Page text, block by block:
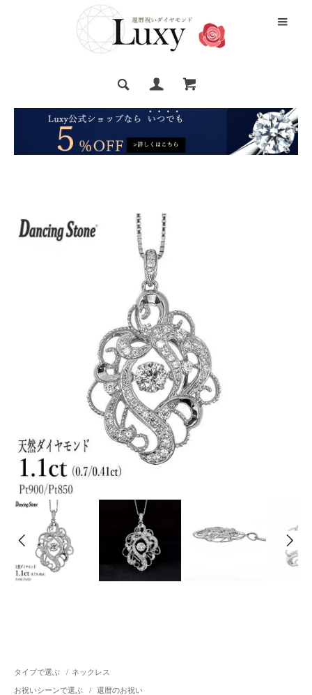
タイプで選ぶ / ネックレス
お祝いシーンで選ぶ / 還暦のお祝い